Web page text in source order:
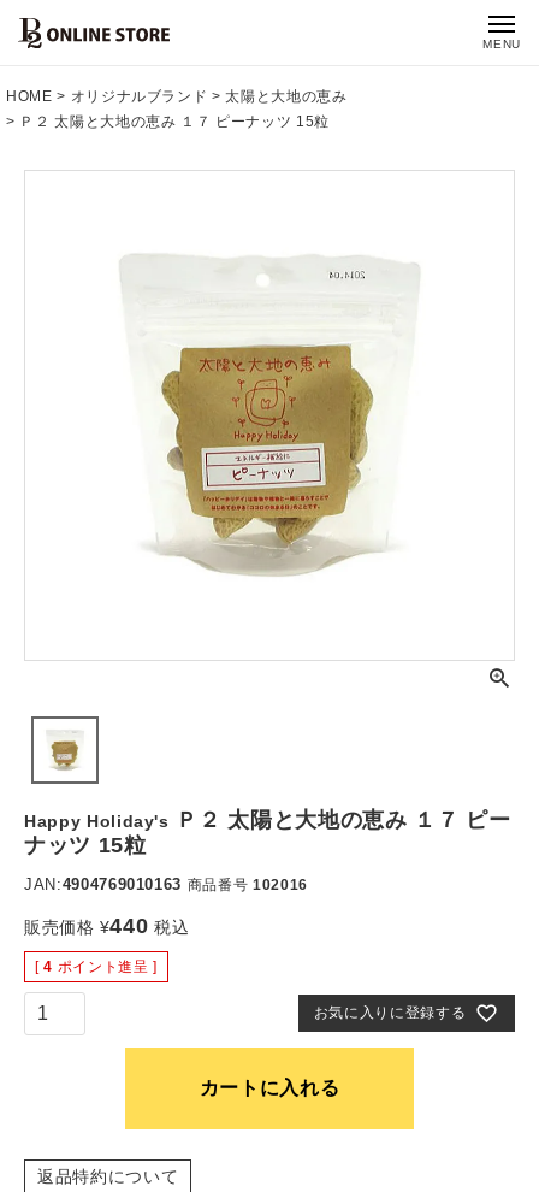
MENU
HOME オリジナルブランド
太陽と大地の恵み
Ｐ２ 太陽と大地の恵み １７ ピーナッツ 15粒
Happy Holiday's
Ｐ２ 太陽と大地の恵み １７ ピー
ナッツ 15粒
JAN:4904769010163 商品番号 102016
販売価格 ¥440 税込
[ 4 ポイント進呈 ]
お気に入りに登録する
カートに入れる
返品特約について